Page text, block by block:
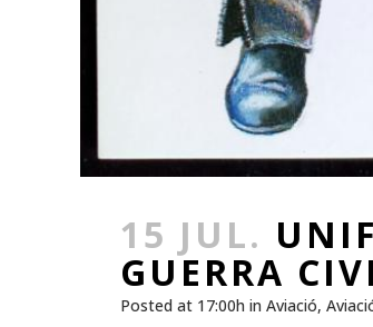
15 JUL.
GUERRA
Posted at 17:00h in Aviació,